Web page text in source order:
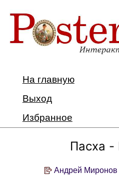
На главную
Выход
Избранное
Пасха -
Андрей Миронов